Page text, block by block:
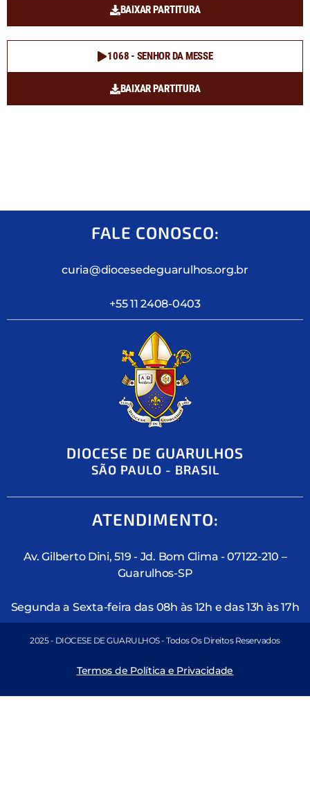
BAIXAR PARTITURA
1068 - SENHOR DA MESSE
BAIXAR PARTITURA
FALE CONOSCO:
curia@diocesedeguarulhos.org.br
+55 11 2408-0403
DIOCESE DE GUARULHOS
SÃO PAULO - BRASIL
ATENDIMENTO:
Av. Gilberto Dini, 519 - Jd. Bom Clima - 07122-210 –
Guarulhos-SP
Segunda a Sexta-feira das 08h às 12h e das 13h às 17h
2025 - DIOCESE DE GUARULHOS - Todos Os Direitos Reservados
Termos de Política e Privacidade